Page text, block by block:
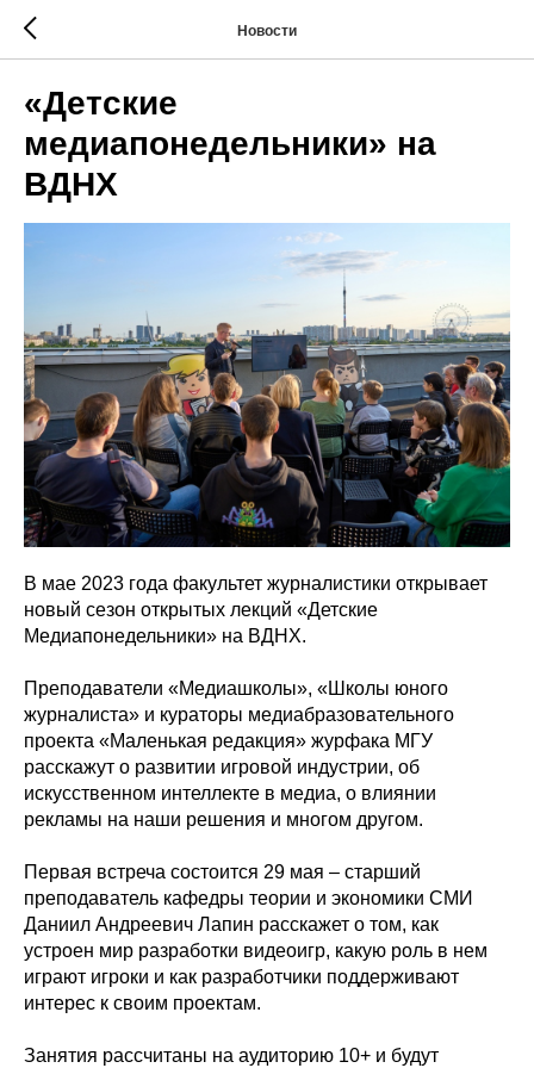
Новости
«Детские
медиапонедельники» на
ВДНХ
В мае 2023 года факультет журналистики открывает
новый сезон открытых лекций «Детские
Медиапонедельники» на ВДНХ.
Преподаватели «Медиашколы», «Школы юного
журналиста» и кураторы медиабразовательного
проекта «Маленькая редакция» журфака МГУ
расскажут о развитии игровой индустрии, об
искусственном интеллекте в медиа, о влиянии
рекламы на наши решения и многом другом.
Первая встреча состоится 29 мая – старший
преподаватель кафедры теории и экономики СМИ
Даниил Андреевич Лапин расскажет о том, как
устроен мир разработки видеоигр, какую роль в нем
играют игроки и как разработчики поддерживают
интерес к своим проектам.
Занятия рассчитаны на аудиторию 10+ и будут